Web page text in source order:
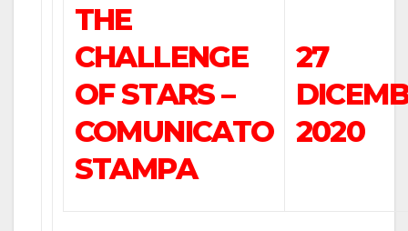
THE
CHALLENGE
OF STARS –
COMUNICATO
STAMPA
27
2020